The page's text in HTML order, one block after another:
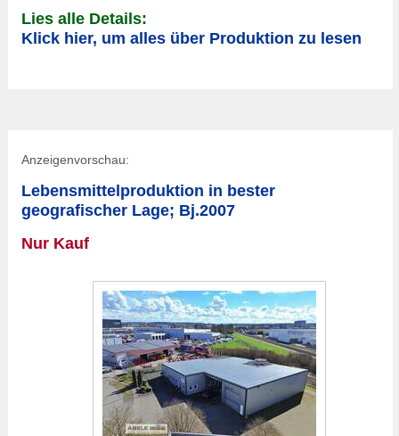
Lies alle Details:
Klick hier, um alles über Produktion zu lesen
Anzeigenvorschau:
Lebensmittelproduktion in bester
geografischer Lage; Bj.2007
Nur Kauf